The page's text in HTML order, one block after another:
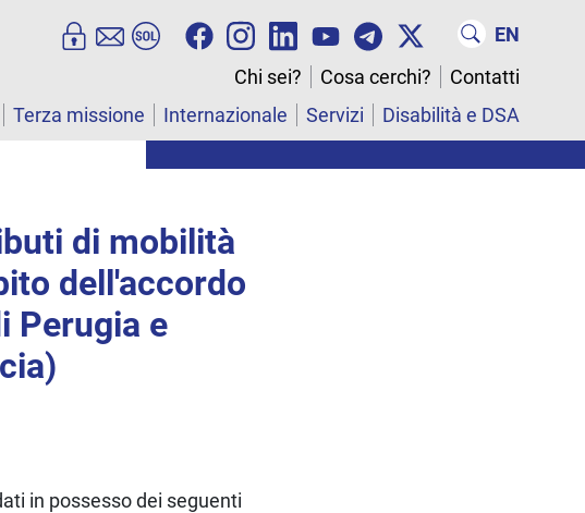
EN
Chi sei?
Cosa cerchi?
Contatti
Terza missione Internazionale Servizi Disabilità e DSA
di mobilità
dell'accordo
Perugia e
in possesso dei seguenti